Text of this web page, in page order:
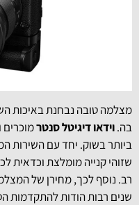
מצלמה טובה נבחנת באיכות
בה.וידאו דיגיטל סנטרמוכרים
ביותר בשוק. יחד עם השירות
שזוהי קנייה מומלצת
רב. נוסף לכך, מחירן של
שנים רבות הודות להתקדמות